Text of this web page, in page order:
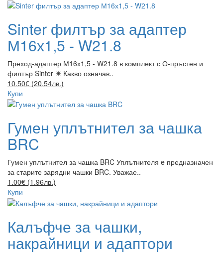
Sinter филтър за адаптер
М16х1,5 - W21.8
Преход-адаптер М16х1,5 - W21.8 в комплект с О-пръстен и
филтър Sinter ✴️ Какво означав..
10.50€ (20.54лв.)
Купи
Гумен уплътнител за чашка
BRC
Гумен уплътнител за чашка BRC Уплътнителя e предназначен
за старите зарядни чашки BRC. Уважае..
1.00€ (1.96лв.)
Купи
Калъфче за чашки,
накрайници и адаптори